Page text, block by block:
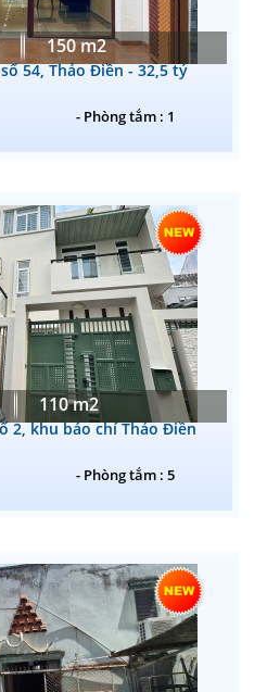
150 m2
54, Thảo Điền - 32,5 tỷ
- Phòng tắm : 1
110 m2
2, khu báo chí Thảo Điền
- Phòng tắm : 5